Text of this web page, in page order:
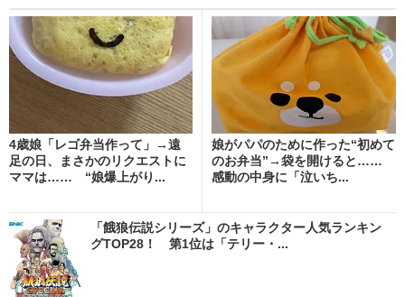
4歳娘「レゴ弁当作って」→遠
足の日、まさかのリクエストに
ママは…… “娘爆上がり...
娘がパパのために作った“初めて
のお弁当”→袋を開けると……
感動の中身に「泣いち...
「餓狼伝説シリーズ」のキャラクター人気ランキン
グTOP28！ 第1位は「テリー・...